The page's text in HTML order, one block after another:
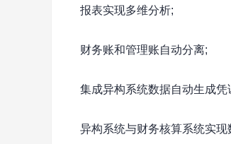
报表实现多维分析;
财务账和管理账自动分离;
集成异构系统数据自动生成凭
异构系统与财务核算系统实现